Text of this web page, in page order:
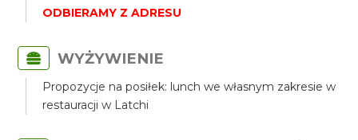
ODBIERAMY Z ADRESU
WYŻYWIENIE
Propozycje na posiłek: lunch we własnym zakresie w
restauracji w Latchi